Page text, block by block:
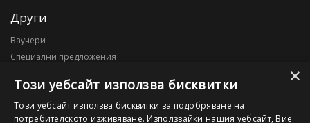
Други
Ваучери
Специални предложения
Моят профил
×
Този уебсайт използва бисквитки
Този уебсайт използва бисквитки за подобряване на
потребителското изживяване. Използвайки нашия уебсайт, Вие